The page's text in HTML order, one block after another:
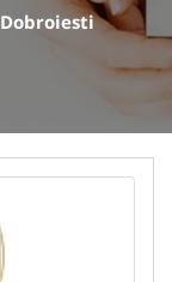
Dobroiesti